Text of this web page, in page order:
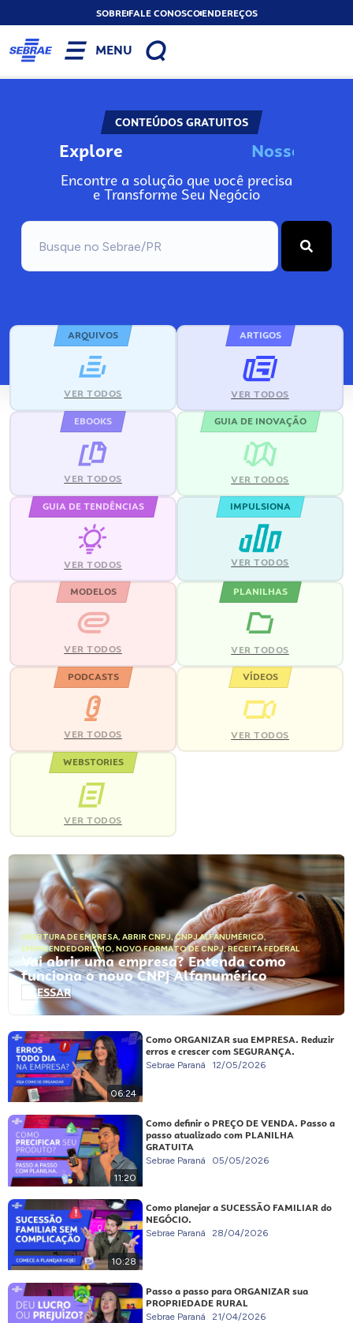
SOBREFALE CONOSCOENDEREÇOS
MENU
CONTEÚDOS GRATUITOS
Explore Nosso
Encontre a solução que você precisa
e Transforme Seu Negócio
ARQUIVOS
VER TODOS
ARTIGOS
VER TODOS
EBOOKS
VER TODOS
GUIA DE INOVAÇÃO
VER TODOS
GUIA DE TENDÊNCIAS
VER TODOS
IMPULSIONA
VER TODOS
MODELOS
VER TODOS
PLANILHAS
VER TODOS
PODCASTS
VER TODOS
VÍDEOS
VER TODOS
WEBSTORIES
VER TODOS
ABERTURA DE EMPRESA, ABRIR CNPJ,CNPJ ALFANUMÉRICO,
EMPREENDEDORISMO, NOVO FORMATO DE CNPJ,RECEITA FEDERAL
Vai abrir uma empresa? Entenda como
funciona o novo CNPJ Alfanumérico
ACESSAR
06:24
Como ORGANIZAR sua EMPRESA. Reduzir
erros e crescer com SEGURANÇA.
Sebrae Paraná 12/05/2026
11:20
Como definir o PREÇO DE VENDA. Passo a
passo atualizado com PLANILHA
GRATUITA
Sebrae Paraná 05/05/2026
10:28
Como planejar a SUCESSÃO FAMILIAR do
NEGÓCIO.
Sebrae Paraná 28/04/2026
Passo a passo para ORGANIZAR sua
PROPRIEDADE RURAL
Sebrae Paraná 21/04/2026